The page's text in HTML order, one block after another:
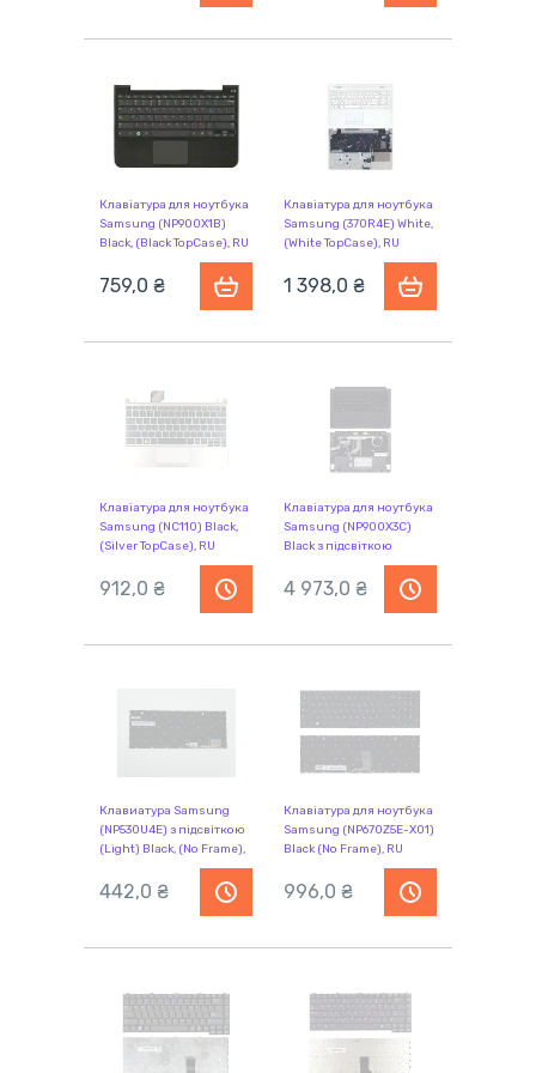
Клавіатура для ноутбука
Samsung (NP900X1B)
Black, (Black TopCase), RU
759,0 ₴
Клавіатура для ноутбука
Samsung (370R4E) White,
(White TopCase), RU
1 398,0 ₴
Клавіатура для ноутбука
Samsung (NC110) Black,
(Silver TopCase), RU
912,0 ₴
Клавіатура для ноутбука
Samsung (NP900X3C)
Black з підсвіткою
(Light), (Black TopCase),
RU
4 973,0 ₴
Клавиатура Samsung
(NP530U4E) з підсвіткою
(Light) Black, (No Frame),
442,0 ₴
Клавіатура для ноутбука
Samsung (NP670Z5E-X01)
Black (No Frame), RU
996,0 ₴